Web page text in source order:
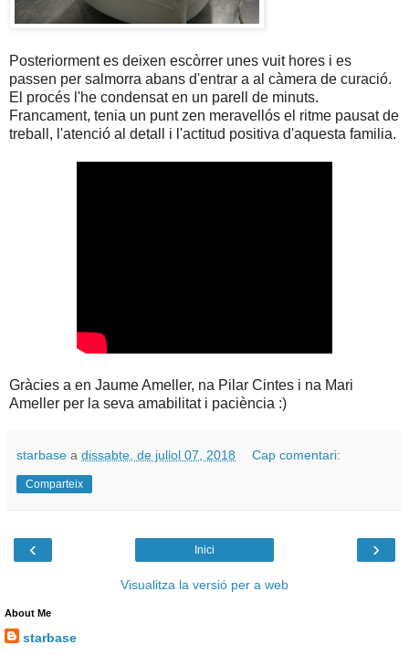
Posteriorment es deixen escòrrer unes vuit hores i es
passen per salmorra abans d'entrar a al càmera de curació.
El procés l'he condensat en un parell de minuts.
Francament, tenia un punt zen meravellós el ritme pausat de
treball, l'atenció al detall i l'actitud positiva d'aquesta familia.
Gràcies a en Jaume Ameller, na Pilar Cintes i na Mari
Ameller per la seva amabilitat i paciència :)
starbase a dissabte, de juliol 07, 2018 Cap comentari:
Comparteix
‹ ›
Inici
Visualitza la versió per a web
About Me
starbase